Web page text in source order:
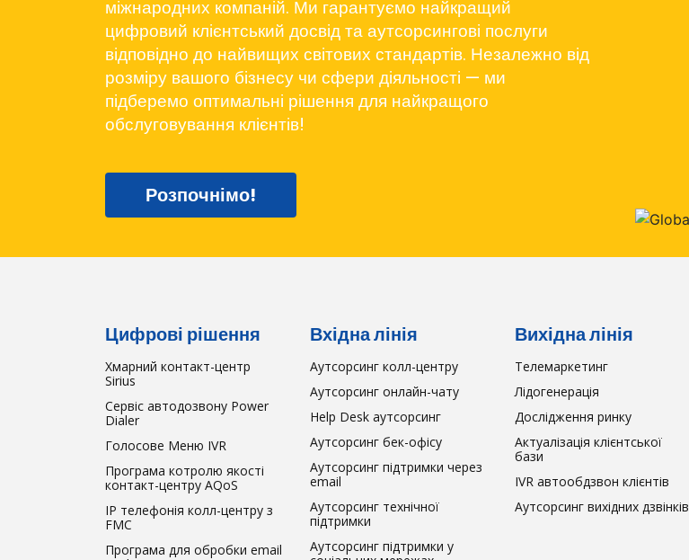
міжнародних компаній. Ми гарантуємо найкращий
цифровий клієнтський досвід та аутсорсингові послуги
відповідно до найвищих світових стандартів. Незалежно від
розміру вашого бізнесу чи сфери діяльності — ми
підберемо оптимальні рішення для найкращого
обслуговування клієнтів!
Розпочнімо!
Цифрові рішення
Хмарний контакт-центр
Sirius
Сервіс автодозвону Power
Dialer
Голосове Меню IVR
Програма котролю якості
контакт-центру AQoS
IP телефонія колл-центру з
FMC
Програма для обробки email
Вхідна лінія
Аутсорсинг колл-центру
Аутсорсинг онлайн-чату
Help Desk аутсорсинг
Аутсорсинг бек-офісу
Аутсорсинг підтримки через
email
Аутсорсинг технічної
підтримки
Аутсорсинг підтримки у
Вихідна лінія
Телемаркетинг
Лідогенерація
Дослідження ринку
Актуалізація клієнтської
бази
IVR автообдзвон клієнтів
Аутсорсинг вихідних дзвінків